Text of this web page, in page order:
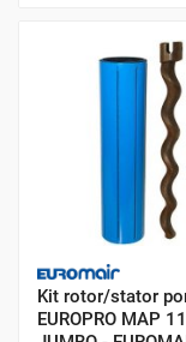
Kit rotor/stator
EUROPRO MAP 11